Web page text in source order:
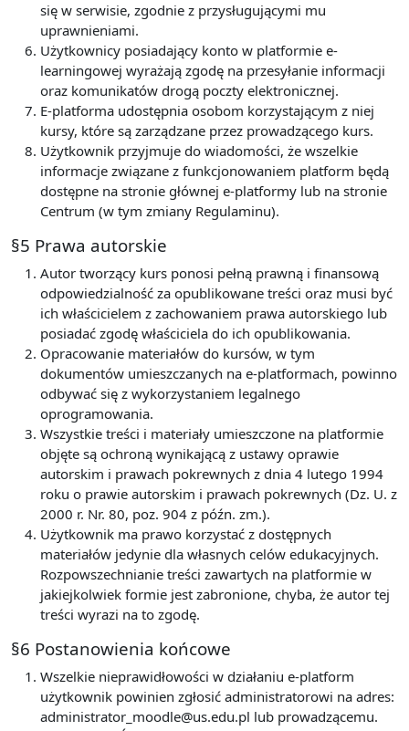
się w serwisie, zgodnie z przysługującymi mu
uprawnieniami.
Użytkownicy posiadający konto w platformie e-
learningowej wyrażają zgodę na przesyłanie informacji
oraz komunikatów drogą poczty elektronicznej.
E-platforma udostępnia osobom korzystającym z niej
kursy, które są zarządzane przez prowadzącego kurs.
Użytkownik przyjmuje do wiadomości, że wszelkie
informacje związane z funkcjonowaniem platform będą
dostępne na stronie głównej e-platformy lub na stronie
Centrum (w tym zmiany Regulaminu).
§5 Prawa autorskie
Autor tworzący kurs ponosi pełną prawną i finansową
odpowiedzialność za opublikowane treści oraz musi być
ich właścicielem z zachowaniem prawa autorskiego lub
posiadać zgodę właściciela do ich opublikowania.
Opracowanie materiałów do kursów, w tym
dokumentów umieszczanych na e-platformach, powinno
odbywać się z wykorzystaniem legalnego
oprogramowania.
Wszystkie treści i materiały umieszczone na platformie
objęte są ochroną wynikającą z ustawy oprawie
autorskim i prawach pokrewnych z dnia 4 lutego 1994
roku o prawie autorskim i prawach pokrewnych (Dz. U. z
2000 r. Nr. 80, poz. 904 z późn. zm.).
Użytkownik ma prawo korzystać z dostępnych
materiałów jedynie dla własnych celów edukacyjnych.
Rozpowszechnianie treści zawartych na platformie w
jakiejkolwiek formie jest zabronione, chyba, że autor tej
treści wyrazi na to zgodę.
§6 Postanowienia końcowe
Wszelkie nieprawidłowości w działaniu e-platform
użytkownik powinien zgłosić administratorowi na adres:
administrator_moodle@us.edu.pl lub prowadzącemu.